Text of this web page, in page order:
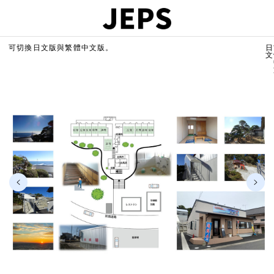
可切換日文版與繁體中文版。
日
文